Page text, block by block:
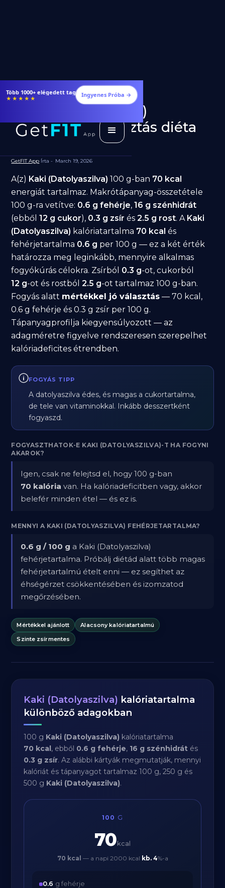
Több 1000+ elégedett tag
★★★★★ Ingyenes Próba →
Kaki (Datolyaszilva)
fogyásra: jó választás diéta
GetFIT App Írta - March 19, 2026
A(z) Kaki (Datolyaszilva) 100 g-ban 70 kcal
energiát tartalmaz. Makrótápanyag-összetétele
100 g-ra vetítve: 0.6 g fehérje,16 g szénhidrát
(ebből12 g cukor), 0.3 g zsír és2.5 g rost. A Kaki
(Datolyaszilva) kalóriatartalma 70 kcal és
fehérjetartalma 0.6 g per 100 g — ez a két érték
határozza meg leginkább, mennyire alkalmas
fogyókúrás célokra. Zsírból 0.3 g-ot, cukorból
12 g-ot és rostból2.5 g-ot tartalmaz 100 g-ban.
Fogyás alatt mértékkel jó választás — 70 kcal,
0.6 g fehérje és 0.3 g zsír per 100 g.
Tápanyagprofilja kiegyensúlyozott — az
adagméretre figyelve rendszeresen szerepelhet
kalóriadeficites étrendben.
FOGYÁS TIPP
A datolyaszilva édes, és magas a cukortartalma,
de tele van vitaminokkal. Inkább desszertként
fogyaszd.
FOGYASZTHATOK-E KAKI (DATOLYASZILVA)-T HA FOGYNI
AKAROK?
Igen, csak ne felejtsd el, hogy 100 g-ban
70 kalória van. Ha kalóriadeficitben vagy, akkor
belefér minden étel — és ez is.
MENNYI A KAKI (DATOLYASZILVA) FEHÉRJETARTALMA?
0.6 g / 100 g a Kaki (Datolyaszilva)
fehérjetartalma. Próbálj diétád alatt több magas
fehérjetartalmú ételt enni — ez segíthet az
éhségérzet csökkentésében és izomzatod
megőrzésében.
Mértékkel ajánlott
Alacsony kalóriatartalmú
Szinte zsírmentes
Kaki (Datolyaszilva) kalóriatartalma
különböző adagokban
100 g Kaki (Datolyaszilva) kalóriatartalma
70 kcal, ebből 0.6 g fehérje, 16 g szénhidrát és
0.3 g zsír. Az alábbi kártyák megmutatják, mennyi
kalóriát és tápanyagot tartalmaz 100 g, 250 g és
500 g Kaki (Datolyaszilva).
100 G
70 kcal
70 kcal — a napi 2000 kcal kb. 4%-a
0.6 g fehérje